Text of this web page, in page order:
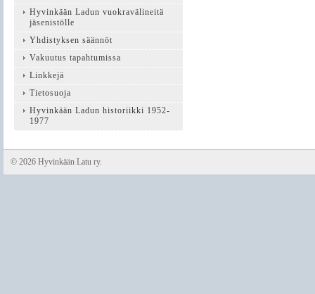
Hyvinkään Ladun vuokravälineitä
jäsenistölle
Yhdistyksen säännöt
Vakuutus tapahtumissa
Linkkejä
Tietosuoja
Hyvinkään Ladun historiikki 1952-
1977
© 2026 Hyvinkään Latu ry.